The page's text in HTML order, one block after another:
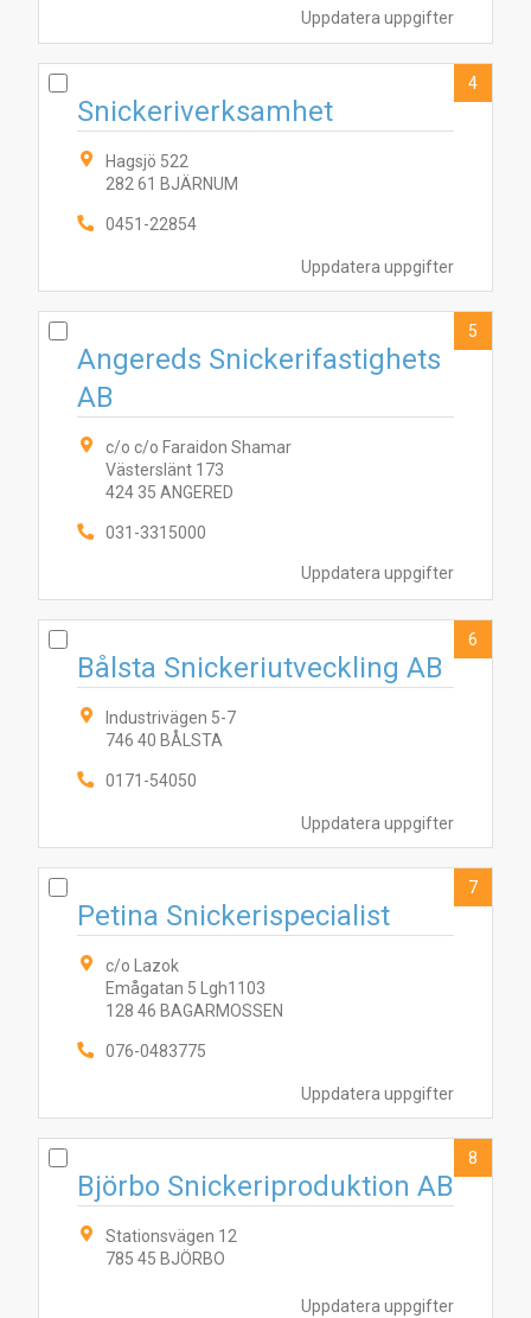
Uppdatera uppgifter
Uppdatera uppgifter
Snickeriverksamhet
Hagsjö 522
282 61 BJÄRNUM
0451-22854
4
Uppdatera uppgifter
Angereds Snickerifastighets
AB
c/o c/o Faraidon Shamar
Västerslänt 173
424 35 ANGERED
031-3315000
5
Uppdatera uppgifter
Bålsta Snickeriutveckling AB
Industrivägen 5-7
746 40 BÅLSTA
0171-54050
6
Uppdatera uppgifter
Petina Snickerispecialist
c/o Lazok
Emågatan 5 Lgh1103
128 46 BAGARMOSSEN
076-0483775
7
Uppdatera uppgifter
Björbo Snickeriproduktion AB
Stationsvägen 12
785 45 BJÖRBO
8